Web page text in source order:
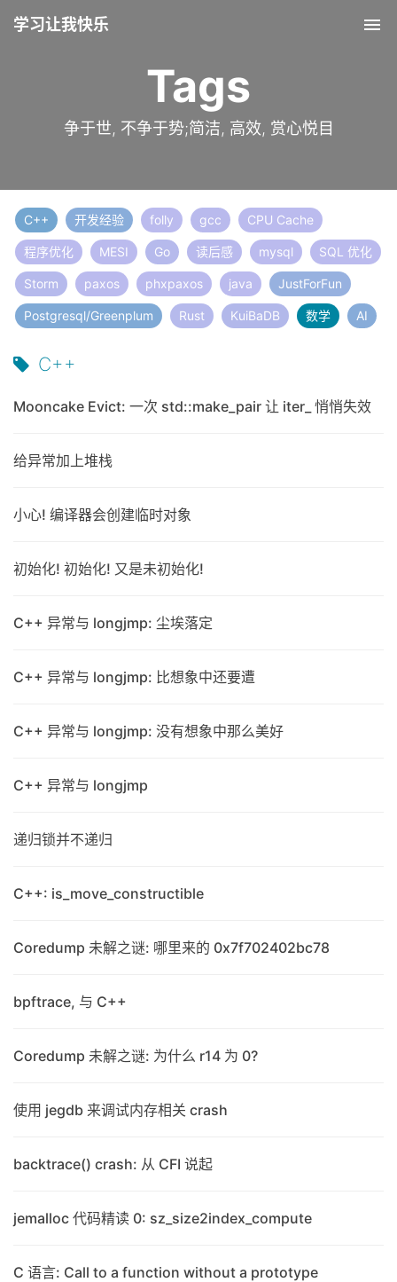
学习让我快乐
Tags
争于世, 不争于势;简洁, 高效, 赏心悦目
C++ 开发经验 folly gcc CPU Cache
程序优化 MESI Go 读后感 mysql SQL 优化
Storm paxos phxpaxos java JustForFun
Postgresql/Greenplum Rust KuiBaDB 数学 AI
C++
Mooncake Evict: 一次 std::make_pair 让 iter_ 悄悄失效
给异常加上堆栈
小心! 编译器会创建临时对象
初始化! 初始化! 又是未初始化!
C++ 异常与 longjmp: 尘埃落定
C++ 异常与 longjmp: 比想象中还要遭
C++ 异常与 longjmp: 没有想象中那么美好
C++ 异常与 longjmp
递归锁并不递归
C++: is_move_constructible
Coredump 未解之谜: 哪里来的 0x7f702402bc78
bpftrace, 与 C++
Coredump 未解之谜: 为什么 r14 为 0?
使用 jegdb 来调试内存相关 crash
backtrace() crash: 从 CFI 说起
jemalloc 代码精读 0: sz_size2index_compute
C 语言: Call to a function without a prototype